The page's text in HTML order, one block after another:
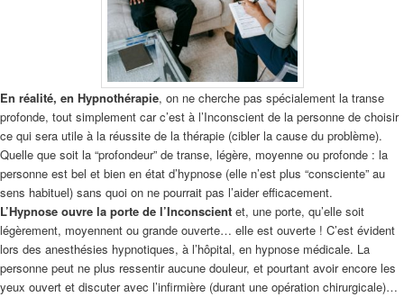
En réalité, en Hypnothérapie, on ne cherche pas spécialement la transe
profonde, tout simplement car c’est à l’Inconscient de la personne de choisir
ce qui sera utile à la réussite de la thérapie (cibler la cause du problème).
Quelle que soit la “profondeur” de transe, légère, moyenne ou profonde : la
personne est bel et bien en état d’hypnose (elle n’est plus “consciente” au
sens habituel) sans quoi on ne pourrait pas l’aider efficacement.
L’Hypnose ouvre la porte de l’Inconscient et, une porte, qu’elle soit
légèrement, moyennent ou grande ouverte… elle est ouverte ! C’est évident
lors des anesthésies hypnotiques, à l’hôpital, en hypnose médicale. La
personne peut ne plus ressentir aucune douleur, et pourtant avoir encore les
yeux ouvert et discuter avec l’infirmière (durant une opération chirurgicale)…